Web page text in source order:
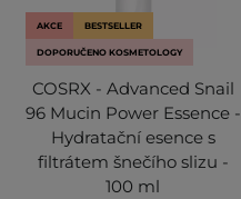
AKCE BESTSELLER
DOPORUČENO KOSMETOLOGY
COSRX - Advanced Snail
96 Mucin Power Essence -
Hydratační esence s
filtrátem šnečího slizu -
100 ml